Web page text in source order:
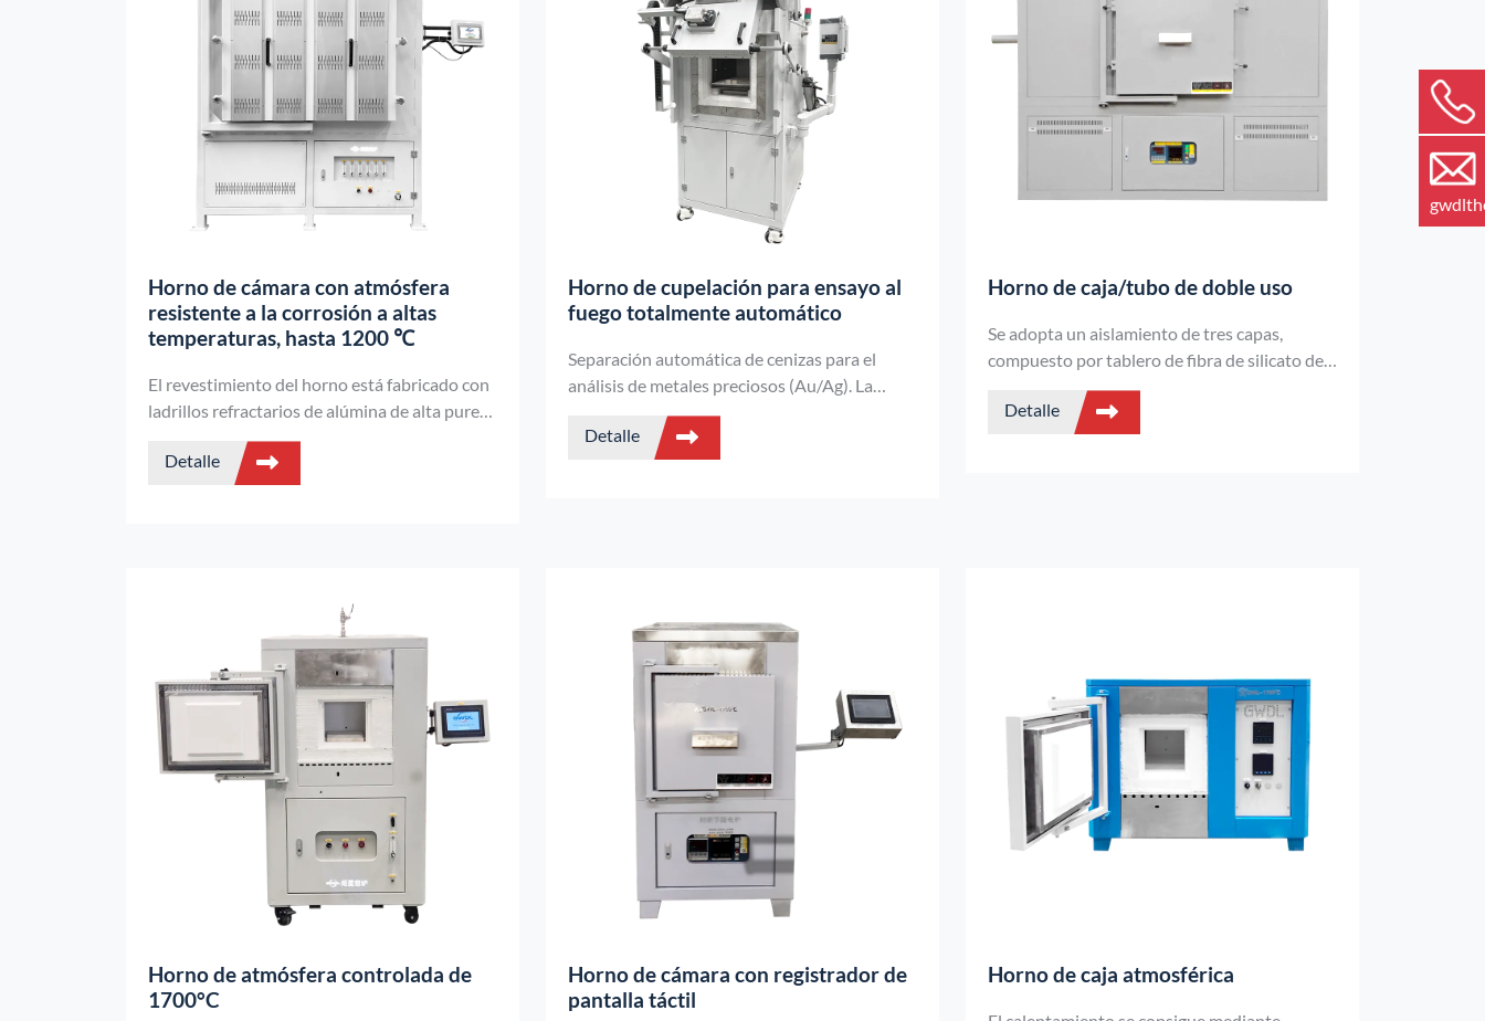
Horno de cámara con atmósfera
resistente a la corrosión a altas
temperaturas, hasta 1200 ℃
El revestimiento del horno está fabricado con
ladrillos refractarios de alúmina de alta pureza
resistentes a la corrosión. Gestión
programable del flujo de gas: el PLC de
Siemens controla automáticamente las
Detalle
Horno de cupelación para ensayo al
fuego totalmente automático
Separación automática de cenizas para el
análisis de metales preciosos (Au/Ag). La
ventana de observación de cristal de cuarzo
permite supervisar visualmente los cambios
en la muestra durante todo el proceso.
Detalle
Horno de caja/tubo de doble uso
Se adopta un aislamiento de tres capas,
compuesto por tablero de fibra de silicato de
aluminio, tablero de fibra de alúmina y tablero
de fibra de alúmina (policristalina).
Detalle
Horno de atmósfera controlada de
1700°C
Horno de cámara con registrador de
pantalla táctil
Horno de caja atmosférica